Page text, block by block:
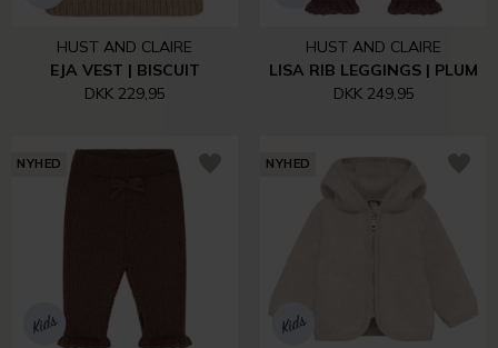
HUST AND CLAIRE
EJA VEST | BISCUIT
DKK 229,95
HUST AND CLAIRE
LISA RIB LEGGINGS | PLUM
DKK 249,95
NYHED NYHED